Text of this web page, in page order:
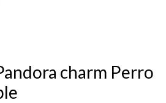
charm Perro